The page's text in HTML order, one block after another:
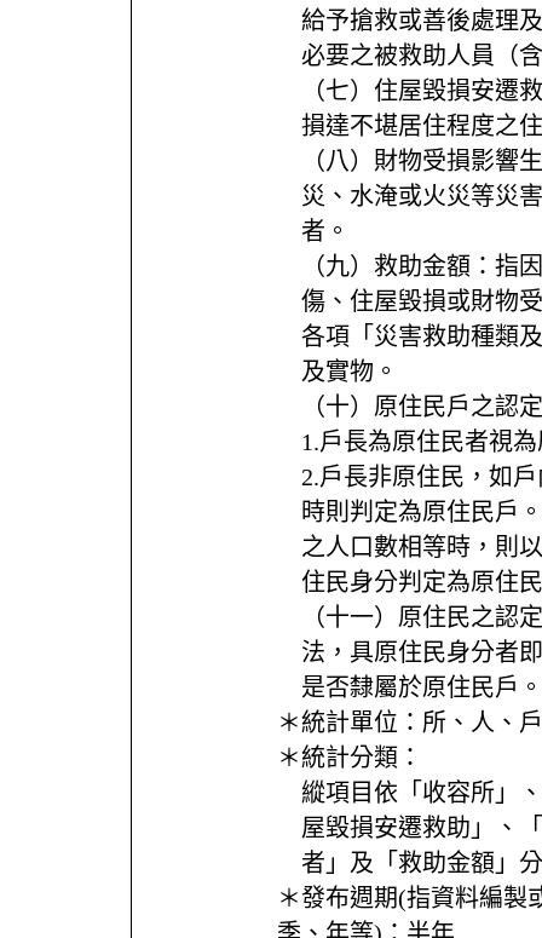
給予搶救或善後處理
必要之被救助人員（
（七）住屋毀損安遷
損達不堪居住程度之
（八）財物受損影響
災、水淹或火災等災
者。
（九）救助金額：指
傷、住屋毀損或財物
各項「災害救助種類
及實物。
（十）原住民戶之認
1.戶長為原住民者視
2.戶長非原住民，如
時則判定為原住民戶
之人口數相等時，則
住民身分判定為原住
（十一）原住民之認
法，具原住民身分者
是否隸屬於原住民戶。
＊統計單位： 所、人、
＊統計分類：
縱項目依「收容所」
屋毀損安遷救助」、
者」及「救助金額」
＊發布週期(指資料編製